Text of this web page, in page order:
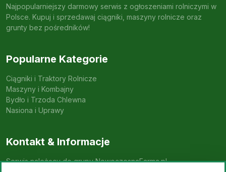
Najpopularniejszy darmowy serwis z ogłoszeniami rolniczymi w
Polsce. Kupuj i sprzedawaj ciągniki, maszyny rolnicze oraz
grunty bez pośredników!
Popularne Kategorie
Ciągniki i Traktory Rolnicze
Maszyny i Kombajny
Bydło i Trzoda Chlewna
Nasiona i Uprawy
Kontakt & Informacje
Serwis należący do grupy NowoczesnaFarma.pl